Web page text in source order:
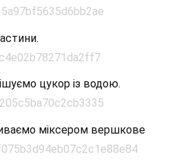
цукор із водою.
міксером вершкове